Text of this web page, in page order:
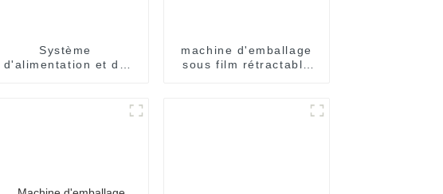
Système
d'alimentation et de
machine d'emballage
sous film rétractable